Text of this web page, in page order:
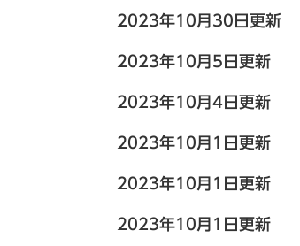
2023年10月30日更新
2023年10月5日更新
2023年10月4日更新
2023年10月1日更新
2023年10月1日更新
2023年10月1日更新